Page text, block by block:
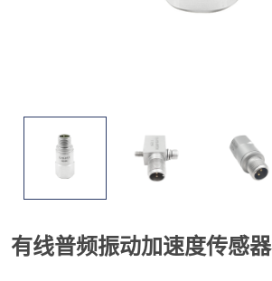
有线普频振动加速度传感器